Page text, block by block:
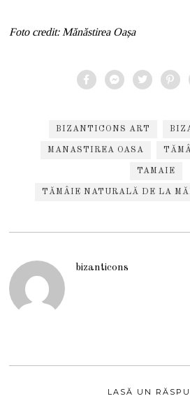
Foto credit: Mănăstirea Oașa
BIZANTICONS ART
MANASTIREA OASA
TAMAIE
TĂMÂIE NATURALĂ DE LA
bizanticons
LASĂ UN